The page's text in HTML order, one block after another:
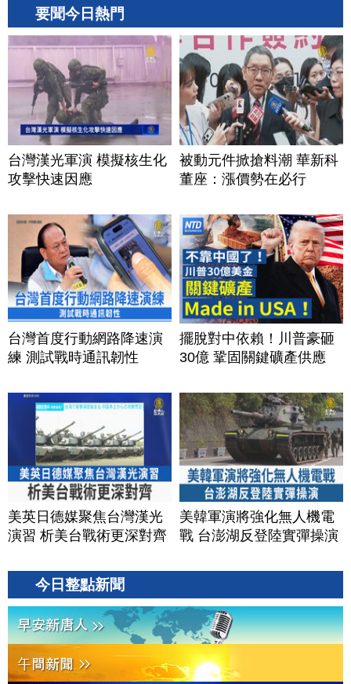
要聞今日熱門
台灣漢光軍演 模擬核生化
攻擊快速因應
被動元件掀搶料潮 華新科
董座：漲價勢在必行
台灣首度行動網路降速演
練 測試戰時通訊韌性
擺脫對中依賴！川普豪砸
30億 鞏固關鍵礦產供應
美英日德媒聚焦台灣漢光
演習 析美台戰術更深對齊
美韓軍演將強化無人機電
戰 台澎湖反登陸實彈操演
今日整點新聞